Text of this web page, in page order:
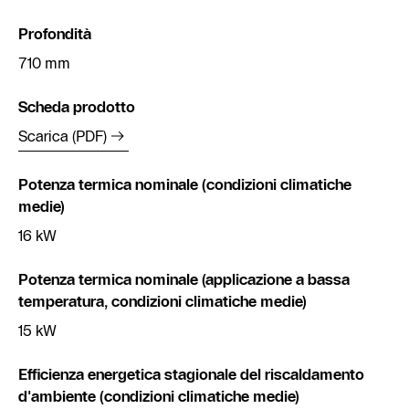
Profondità
710 mm
Scheda prodotto
Scarica (PDF)
Potenza termica nominale (condizioni climatiche
medie)
16 kW
Potenza termica nominale (applicazione a bassa
temperatura, condizioni climatiche medie)
15 kW
Efficienza energetica stagionale del riscaldamento
d'ambiente (condizioni climatiche medie)